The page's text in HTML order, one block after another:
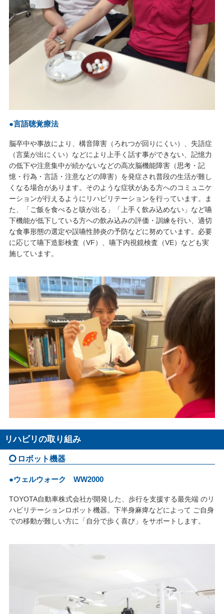
●言語聴覚療法
脳卒中や事故により、構音障害（ろれつが回りにくい）、失語症
（言葉が出にくい）などにより上手く話す事ができない、記憶力
の低下や注意集中が続かないなどの高次脳機能障害（思考・記
憶・行為・言語・注意などの障害）を発症され普段の生活が難し
くなる場合があります。そのような症状がある方へのコミュニケ
ーションが行えるようにリハビリテーションを行っています。ま
た、「ご飯を食べると咳が出る」「上手く飲み込めない」など嚥
下機能が低下している方への飲み込みの評価・訓練を行い、適切
な食事形態の選定や誤嚥性肺炎の予防などに努めています。必要
に応じて嚥下造影検査（VF）、嚥下内視鏡検査（VE）なども実
施しています。
リハビリの取り組み
ロボット機器
●ウェルウォーク WW2000
TOYOTA自動車株式会社が開発した、歩行を支援する最先端 のリ
ハビリテーションロボット機器。下半身麻痺などによって ご自身
での移動が難しい方に「自分で歩く喜び」をサポートします。